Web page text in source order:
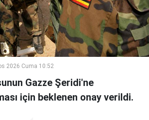
2026 Cuma 10:52
Gazze Şeridi'ne
için beklenen onay verildi.